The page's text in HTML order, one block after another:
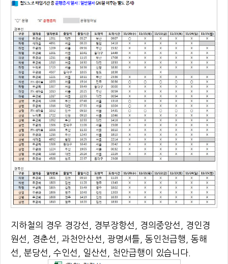
지하철의 경우 경강선, 경부장항선, 경의중앙선, 경인경
원선, 경춘선, 과천안산선, 광명셔틀, 동인천급행, 동해
선, 분당선, 수인선, 일산선, 천안급행이 있습니다.